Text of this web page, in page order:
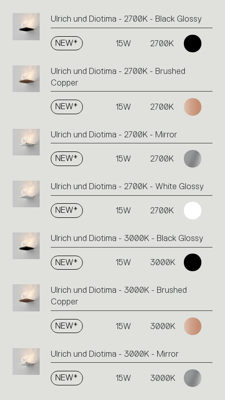
Ulrich und Diotima - 2700K - Black Glossy
NEW* 15W 2700K
Ulrich und Diotima - 2700K - Brushed
Copper
NEW* 15W 2700K
Ulrich und Diotima - 2700K - Mirror
NEW* 15W 2700K
Ulrich und Diotima - 2700K - White Glossy
NEW* 15W 2700K
Ulrich und Diotima - 3000K - Black Glossy
NEW* 15W 3000K
Ulrich und Diotima - 3000K - Brushed
Copper
NEW* 15W 3000K
Ulrich und Diotima - 3000K - Mirror
NEW* 15W 3000K